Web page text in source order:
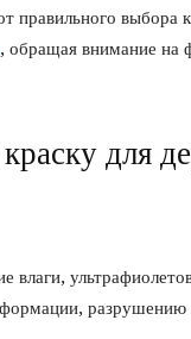
правильного выбора
, обращая внимание на
для
влаги,